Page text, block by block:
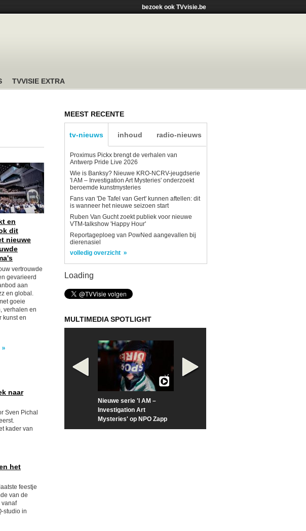
bezoek ook TVvisie.be
TVVISIE EXTRA
en
dit
nieuwe
vertrouwde
gevarieerd
aan
en global.
goeie
verhalen en
kunst en
naar
Sven Pichal
kader van
het
feestje
van de
vanaf
studio in
MEEST RECENTE
tv-nieuws inhoud radio-nieuws
Proximus Pickx brengt de verhalen van
Antwerp Pride Live 2026
Wie is Banksy? Nieuwe KRO-NCRV-jeugdserie
'I AM – Investigation Art Mysteries' onderzoekt
beroemde kunstmysteries
Fans van 'De Tafel van Gert' kunnen aftellen: dit
is wanneer het nieuwe seizoen start
Ruben Van Gucht zoekt publiek voor nieuwe
VTM-talkshow 'Happy Hour'
Reportageploeg van PowNed aangevallen bij
dierenasiel
volledig overzicht
Loading
MULTIMEDIA SPOTLIGHT
Nieuwe serie 'I AM –
Investigation Art
Mysteries' op NPO Zapp